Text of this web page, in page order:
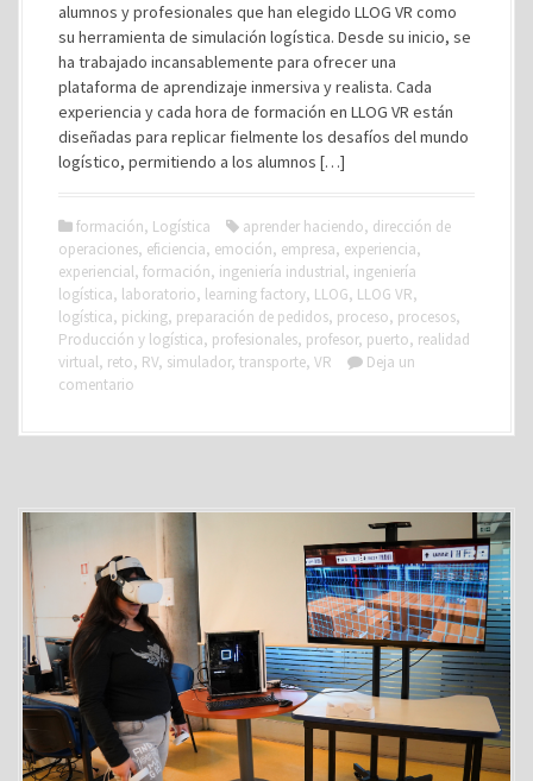
alumnos y profesionales que han elegido LLOG VR como
su herramienta de simulación logística. Desde su inicio, se
ha trabajado incansablemente para ofrecer una
plataforma de aprendizaje inmersiva y realista. Cada
experiencia y cada hora de formación en LLOG VR están
diseñadas para replicar fielmente los desafíos del mundo
logístico, permitiendo a los alumnos […]
formación, Logística aprender haciendo, dirección de
operaciones, eficiencia, emoción, empresa, experiencia,
experiencial, formación, ingeniería industrial, ingeniería
logística, laboratorio, learning factory, LLOG, LLOG VR,
logística, picking, preparación de pedidos, proceso, procesos,
Producción y logística, profesionales, profesor, puerto, realidad
virtual, reto, RV, simulador, transporte, VR
Deja un
comentario